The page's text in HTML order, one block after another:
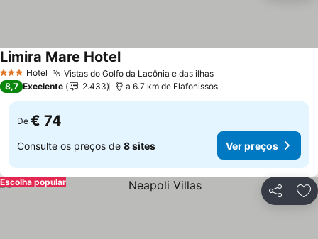
3 EstrelasHotel Vistas do Golfo da Lacônia e das ilhasVer preços
Limira Mare HotelVer preços
8,7 Excelente 2.433 a 6.7 km de Elafonissos
De € 74
Consulte os preços de 8 sites Ver preços
Partilhar
Escolha popular